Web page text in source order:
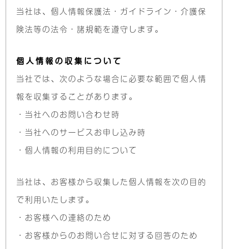
当社は、個人情報保護法・ガイドライン・介護保
険法等の法令・諸規範を遵守します。
個人情報の収集について
当社では、次のような場合に必要な範囲で個人情
報を収集することがあります。
・当社へのお問い合わせ時
・当社へのサービスお申し込み時
・個人情報の利用目的について
当社は、お客様から収集した個人情報を次の目的
で利用いたします。
・お客様への連絡のため
・お客様からのお問い合せに対する回答のため